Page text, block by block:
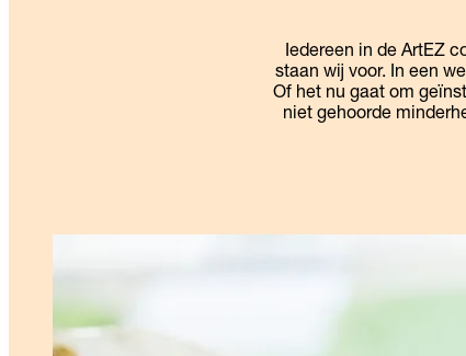
Iedereen in de ArtEZ
staan wij voor. In een
Of het nu gaat om
niet gehoorde